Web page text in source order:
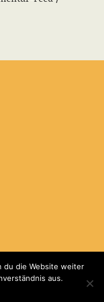
du die Website weiter
aus.